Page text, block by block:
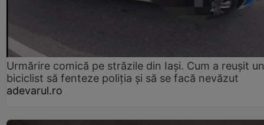
Urmărire comică pe străzile din Iași. Cum a reușit un
biciclist să fenteze poliția și să se facă nevăzut
adevarul.ro